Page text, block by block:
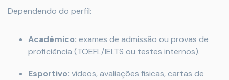
Dependendo do perfil:
Acadêmico: exames de admissão ou provas de
proficiência (TOEFL/IELTS ou testes internos).
Esportivo: vídeos, avaliações físicas, cartas de